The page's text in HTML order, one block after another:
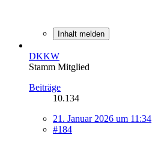
Inhalt melden
DKKW
Stamm Mitglied
Beiträge
10.134
21. Januar 2026 um 11:34
#184